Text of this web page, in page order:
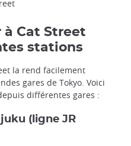
à Cat Street
stations
la rend facilement
gares de Tokyo. Voici
différentes gares :
(ligne JR